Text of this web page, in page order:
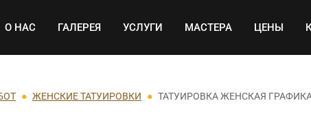
Основная навигация
О НАС ГАЛЕРЕЯ УСЛУГИ МАСТЕРА ЦЕНЫ
ЖЕНСКИЕ ТАТУИРОВКИ ТАТУИРОВКА ЖЕНСКАЯ